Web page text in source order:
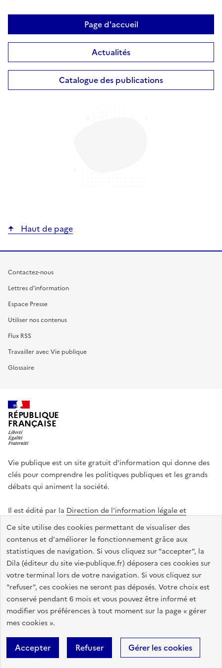
Ce site utilise des cookies permettant de visualiser des
contenus et d'améliorer le fonctionnement grâce aux
statistiques de navigation. Si vous cliquez sur "accepter", la
Dila (éditeur du site vie-publique.fr) déposera ces cookies sur
votre terminal lors de votre navigation. Si vous cliquez sur
"refuser", ces cookies ne seront pas déposés. Votre choix est
conservé pendant 6 mois et vous pouvez être informé et
modifier vos préférences à tout moment sur la page « gérer
mes cookies ».
Accepter Refuser Gérer les cookies
Page d'accueil
Actualités
Catalogue des publications
Haut de page
Contactez-nous
Lettres d'information
Espace Presse
Utiliser nos contenus
Flux RSS
Travailler avec Vie publique
Glossaire
RÉPUBLIQUE
FRANÇAISE
Vie publique est un site gratuit d'information qui donne des
clés pour comprendre les politiques publiques et les grands
débats qui animent la société.
Il est édité par la Direction de l'information légale et
administrative
legifrance.gouv.fr info.gouv.fr
data.gouv.fr
service-public.gouv.fr
Accessibilité : totalement conforme
Données personnelles
Sauf mention contraire, tous les textes de ce site sont sous